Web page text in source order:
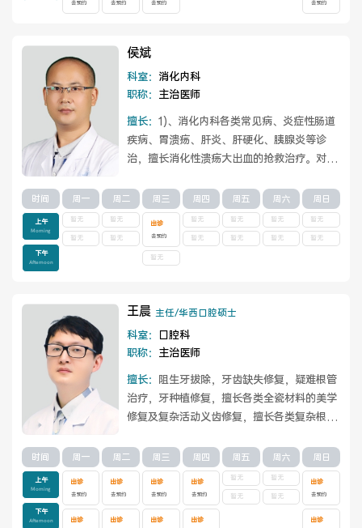
去预约 去预约 去预约 去预约
侯斌
科室： 消化内科
职称： 主治医师
擅长： 1)、消化内科各类常见病、炎症性肠道
疾病、胃溃疡、肝炎、肝硬化、胰腺炎等诊
治，擅长消化性溃疡大出血的抢救治疗。对消
验。...查看详情
时间
上午
Morning
下午
Afternoon
周一
暂无
暂无
周二
暂无
暂无
周三
出诊
去预约
暂无
周四
暂无
暂无
周五
暂无
暂无
周六
暂无
暂无
周日
暂无
暂无
王晨 主任/华西口腔硕士
科室：
口腔科
职称： 主治医师
擅长：
阻生牙拔除，牙齿缺失修复，疑难根管
治疗，牙种植修复，擅长各类全瓷材料的美学
修复及复杂活动义齿修复，擅长各类复杂根管
时间
上午
Morning
下午
Afternoon
周一
出诊
去预约
出诊
周二
出诊
去预约
出诊
周三
出诊
去预约
出诊
周四
出诊
去预约
出诊
周五
暂无
暂无
周六
暂无
暂无
周日
出诊
去预约
出诊